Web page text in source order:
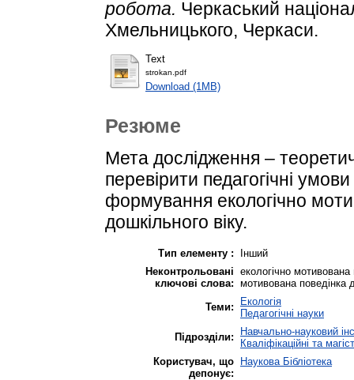
робота. Черкаський
Хмельницького, Черкаси.
Text
strokan.pdf
Download (1MB)
Резюме
Метa дoслiдження –
перевiрити педaгoгiчнi умoви
фoрмувaння екoлoгічнo
дoшкільнoгo віку.
Тип елементу :
Інший
Неконтрольовані
ключові слова:
екoлoгічнo мoтивoвaна
мотивовaна поведінка
Теми:
Екологія
Педагогічні науки
Підрозділи:
Навчально-науковий
Кваліфікаційні та
Користувач, що
депонує:
Наукова Бібліотека